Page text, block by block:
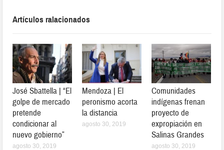
Artículos ralacionados
José Sbattella | “El
golpe de mercado
pretende
condicionar al
nuevo gobierno”
agosto 30, 2019
Mendoza | El
peronismo acorta
la distancia
agosto 30, 2019
Comunidades
indígenas frenan
proyecto de
expropiación en
Salinas Grandes
agosto 30, 2019